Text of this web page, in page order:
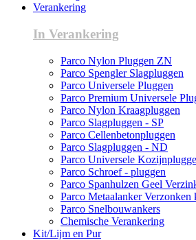
Verankering
In Verankering
Parco Nylon Pluggen ZN
Parco Spengler Slagpluggen
Parco Universele Pluggen
Parco Premium Universele
Parco Nylon Kraagpluggen
Parco Slagpluggen - SP
Parco Cellenbetonpluggen
Parco Slagpluggen - ND
Parco Universele
Parco Schroef - pluggen
Parco Spanhulzen Geel
Parco Metaalanker Verzonken
Parco Snelbouwankers
Chemische Verankering
Kit/Lijm en Pur